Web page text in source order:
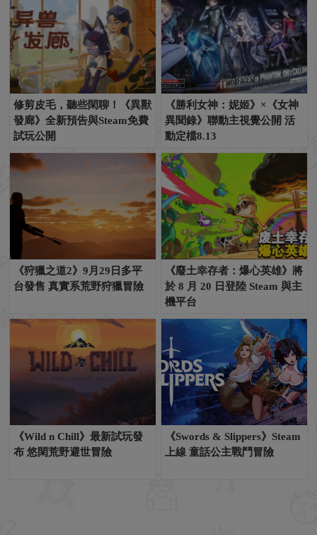
修剪皮毛，聽些閑聊！《異獸
發廊》全新預告與Steam免費
試玩公開
《勝利女神：妮姬》×《女神
異聞錄》聯動主視覺公開 活
動定檔8.13
《狩獵之道2》9月29日多平
台發售 真實系荒野狩獵冒險
《廢土幸存者：爆心英雄》將
於 8 月 20 日登陸 Steam 與主
機平台
《Wild n Chill》最新試玩發
布 悠閑荒野避世冒險
《Swords & Slippers》Steam
上線 童話公主戰鬥冒險